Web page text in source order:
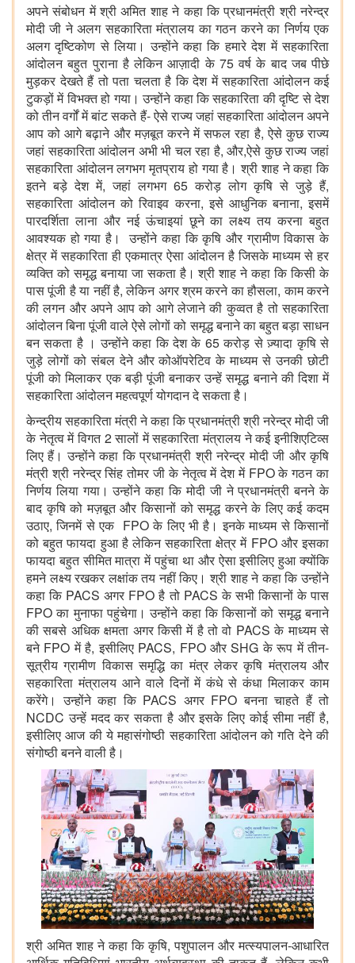
अपने संबोधन में श्री अमित शाह ने कहा कि प्रधानमंत्री श्री नरेन्द्र
मोदी जी ने अलग सहकारिता मंत्रालय का गठन करने का निर्णय एक
अलग दृष्टिकोण से लिया। उन्होंने कहा कि हमारे देश में सहकारिता
आंदोलन बहुत पुराना है लेकिन आज़ादी के 75 वर्ष के बाद जब पीछे
मुड़कर देखते हैं तो पता चलता है कि देश में सहकारिता आंदोलन कई
टुकड़ों में विभक्त हो गया। उन्होंने कहा कि सहकारिता की दृष्टि से देश
को तीन वर्गों में बांट सकते हैं- ऐसे राज्य जहां सहकारिता आंदोलन अपने
आप को आगे बढ़ाने और मज़बूत करने में सफल रहा है, ऐसे कुछ राज्य
जहां सहकारिता आंदोलन अभी भी चल रहा है, और,ऐसे कुछ राज्य जहां
सहकारिता आंदोलन लगभग मृतप्राय हो गया है। श्री शाह ने कहा कि
इतने बड़े देश में, जहां लगभग 65 करोड़ लोग कृषि से जुड़े हैं,
सहकारिता आंदोलन को रिवाइव करना, इसे आधुनिक बनाना, इसमें
पारदर्शिता लाना और नई ऊंचाइयां छूने का लक्ष्य तय करना बहुत
आवश्यक हो गया है। उन्होंने कहा कि कृषि और ग्रामीण विकास के
क्षेत्र में सहकारिता ही एकमात्र ऐसा आंदोलन है जिसके माध्यम से हर
व्यक्ति को समृद्ध बनाया जा सकता है। श्री शाह ने कहा कि किसी के
पास पूंजी है या नहीं है, लेकिन अगर श्रम करने का हौसला, काम करने
की लगन और अपने आप को आगे लेजाने की कुव्वत है तो सहकारिता
आंदोलन बिना पूंजी वाले ऐसे लोगों को समृद्ध बनाने का बहुत बड़ा साधन
बन सकता है । उन्होंने कहा कि देश के 65 करोड़ से ज़्यादा कृषि से
जुड़े लोगों को संबल देने और कोऑपरेटिव के माध्यम से उनकी छोटी
पूंजी को मिलाकर एक बड़ी पूंजी बनाकर उन्हें समृद्ध बनाने की दिशा में
सहकारिता आंदोलन महत्वपूर्ण योगदान दे सकता है।
केन्द्रीय सहकारिता मंत्री ने कहा कि प्रधानमंत्री श्री नरेन्द्र मोदी जी
के नेतृत्व में विगत 2 सालों में सहकारिता मंत्रालय ने कई इनीशिएटिव्स
लिए हैं। उन्होंने कहा कि प्रधानमंत्री श्री नरेन्द्र मोदी जी और कृषि
मंत्री श्री नरेन्द्र सिंह तोमर जी के नेतृत्व में देश में FPO के गठन का
निर्णय लिया गया। उन्होंने कहा कि मोदी जी ने प्रधानमंत्री बनने के
बाद कृषि को मज़बूत और किसानों को समृद्ध करने के लिए कई कदम
उठाए, जिनमें से एक FPO के लिए भी है। इनके माध्यम से किसानों
को बहुत फायदा हुआ है लेकिन सहकारिता क्षेत्र में FPO और इसका
फायदा बहुत सीमित मात्रा में पहुंचा था और ऐसा इसीलिए हुआ क्योंकि
हमने लक्ष्य रखकर लक्षांक तय नहीं किए। श्री शाह ने कहा कि उन्होंने
कहा कि PACS अगर FPO है तो PACS के सभी किसानों के पास
FPO का मुनाफा पहुंचेगा। उन्होंने कहा कि किसानों को समृद्ध बनाने
की सबसे अधिक क्षमता अगर किसी में है तो वो PACS के माध्यम से
बने FPO में है, इसीलिए PACS, FPO और SHG के रूप में तीन-
सूत्रीय ग्रामीण विकास समृद्धि का मंत्र लेकर कृषि मंत्रालय और
सहकारिता मंत्रालय आने वाले दिनों में कंधे से कंधा मिलाकर काम
करेंगे। उन्होंने कहा कि PACS अगर FPO बनना चाहते हैं तो
NCDC उन्हें मदद कर सकता है और इसके लिए कोई सीमा नहीं है,
इसीलिए आज की ये महासंगोष्ठी सहकारिता आंदोलन को गति देने की
संगोष्ठी बनने वाली है।
श्री अमित शाह ने कहा कि कृषि, पशुपालन और मत्स्यपालन-आधारित